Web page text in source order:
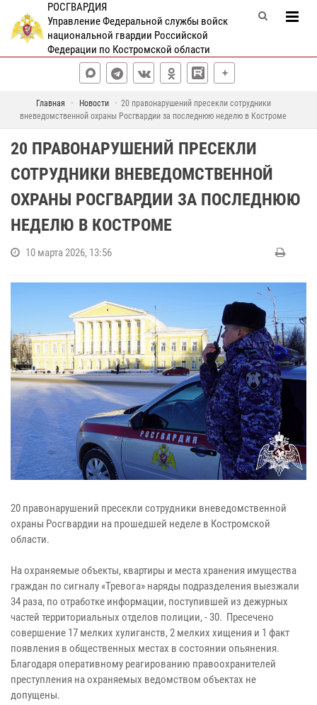
РОСГВАРДИЯ
Управление Федеральной службы войск
национальной гвардии Российской
Федерации по Костромской области
Главная Новости
20 правонарушений пресекли сотрудники
вневедомственной охраны Росгвардии за последнюю неделю в Костроме
20 ПРАВОНАРУШЕНИЙ ПРЕСЕКЛИ
СОТРУДНИКИ ВНЕВЕДОМСТВЕННОЙ
ОХРАНЫ РОСГВАРДИИ ЗА ПОСЛЕДНЮЮ
НЕДЕЛЮ В КОСТРОМЕ
10 марта 2026, 13:56
20 правонарушений пресекли сотрудники вневедомственной
охраны Росгвардии на прошедшей неделе в Костромской
области.
На охраняемые объекты, квартиры и места хранения имущества
граждан по сигналу «Тревога» наряды подразделения выезжали
34 раза, по отработке информации, поступившей из дежурных
частей территориальных отделов полиции, - 30. Пресечено
совершение 17 мелких хулиганств, 2 мелких хищения и 1 факт
появления в общественных местах в состоянии опьянения.
Благодаря оперативному реагированию правоохранителей
преступления на охраняемых ведомством объектах не
допущены.